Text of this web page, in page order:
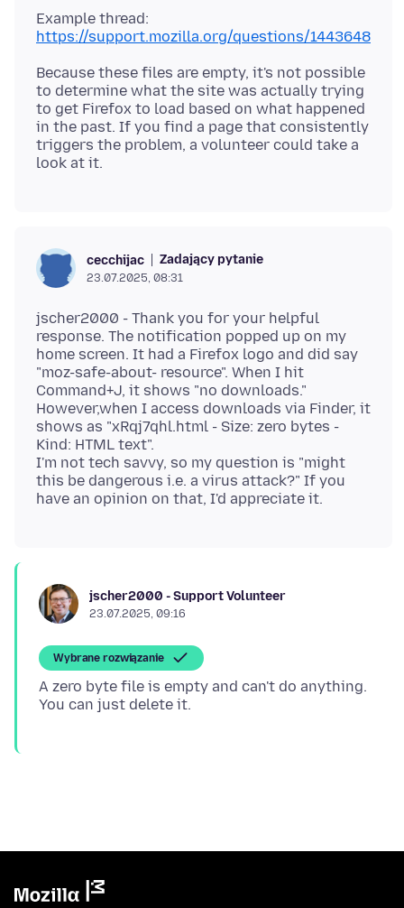
Example thread:
https://support.mozilla.org/questions/1443648
Because these files are empty, it's not possible
to determine what the site was actually trying
to get Firefox to load based on what happened
in the past. If you find a page that consistently
triggers the problem, a volunteer could take a
cecchijac Zadający pytanie
23.07.2025, 08:31
jscher2000 - Thank you for your helpful
response. The notification popped up on my
home screen. It had a Firefox logo and did say
"moz-safe-about- resource". When I hit
Command+J, it shows "no downloads."
However,when I access downloads via Finder, it
shows as "xRqj7qhl.html - Size: zero bytes -
Kind: HTML text".
I'm not tech savvy, so my question is "might
this be dangerous i.e. a virus attack?" If you
jscher2000 - Support Volunteer
23.07.2025, 09:16
Wybrane rozwiązanie
A zero byte file is empty and can't do anything.